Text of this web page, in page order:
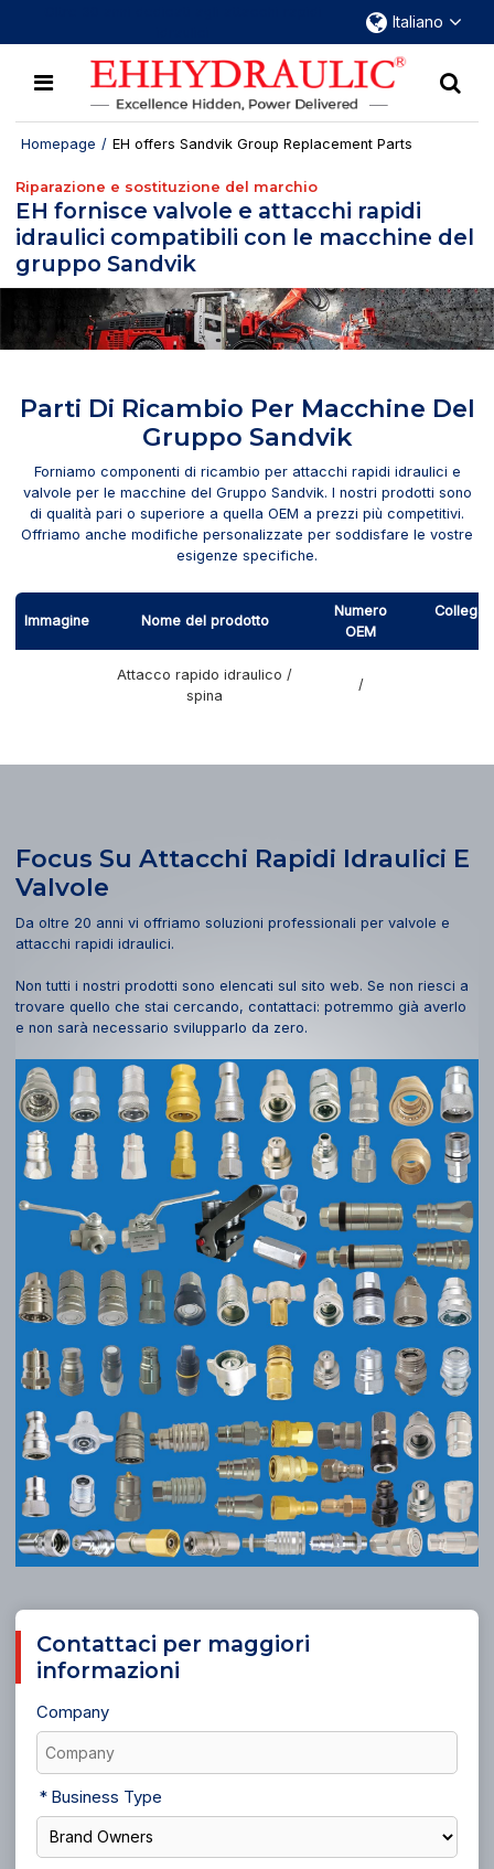
Italiano
Homepage / EH offers Sandvik Group Replacement Parts
Riparazione e sostituzione del marchio
EH fornisce valvole e attacchi rapidi
idraulici compatibili con le macchine del
gruppo Sandvik
Parti Di Ricambio Per Macchine Del
Gruppo Sandvik
Forniamo componenti di ricambio per attacchi rapidi idraulici e
valvole per le macchine del Gruppo Sandvik. I nostri prodotti sono
di qualità pari o superiore a quella OEM a prezzi più competitivi.
Offriamo anche modifiche personalizzate per soddisfare le vostre
esigenze specifiche.
Immagine Nome del prodotto
Numero
OEM
Attacco rapido idraulico /
spina
/
Focus Su Attacchi Rapidi Idraulici E
Valvole
Da oltre 20 anni vi offriamo soluzioni professionali per valvole e
attacchi rapidi idraulici.
Non tutti i nostri prodotti sono elencati sul sito web. Se non riesci a
trovare quello che stai cercando, contattaci: potremmo già averlo
e non sarà necessario svilupparlo da zero.
Contattaci per maggiori
informazioni
Company
Business Type